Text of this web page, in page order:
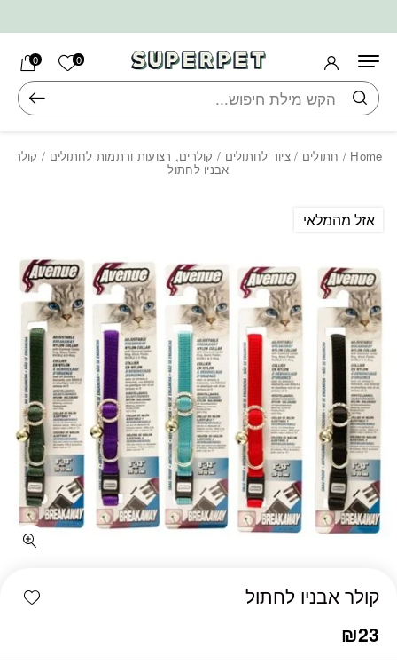
0 הרשימה
0
חיפוש
Home
/ חתולים /ציוד לחתולים / קולרים, רצועות ורתמות לחתולים / קולר
אבניו לחתול
קולר אבניו לחתול
₪23
אזל מהמלאי